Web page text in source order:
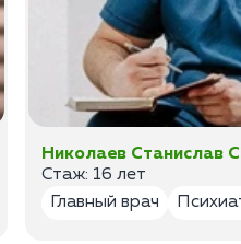
Николаев Станислав
Стаж: 16 лет
Главный врач